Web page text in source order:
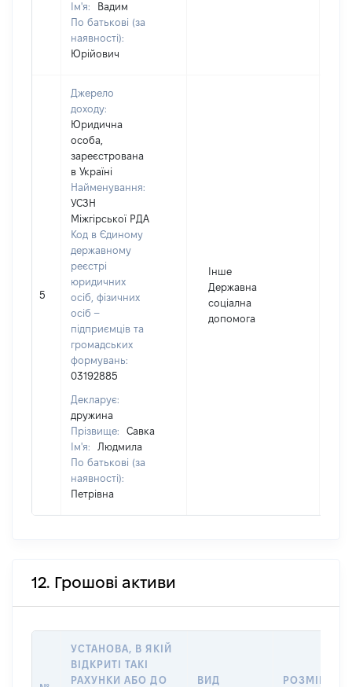
Ім'я:
Вадим
По батькові (за
наявності):
Юрійович
5
Джерело
доходу:
Юридична
особа,
зареєстрована
в Україні
Найменування:
УСЗН
Міжгірської РДА
Код в Єдиному
державному
реєстрі
юридичних
осіб, фізичних
осіб –
підприємців та
громадських
формувань:
03192885
Декларує:
дружина
Прізвище:
Савка
Ім'я:
Людмила
По батькові (за
наявності):
Петрівна
Інше
Державна
соціална
допомога
12. Грошові активи
УСТАНОВА, В ЯКІЙ
ВІДКРИТІ ТАКІ
РАХУНКИ АБО ДО
ВИД РОЗМІР